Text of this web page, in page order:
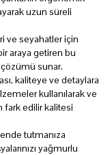
uzun süreli
ve seyahatler için
araya getiren bu
çözümü sunar.
kaliteye ve detaylara
kullanılarak ve
fark edilir kalitesi
tutmanıza
yağmurlu